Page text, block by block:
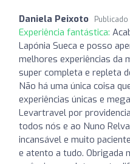
Daniela Peixoto Publicado
Experiência fantástica:
Lapónia Sueca e posso
melhores experiências da
super completa e repleta
Não há uma única coisa
experiências únicas e
Levartravel por
todos nós e ao Nuno
incansável e muito
e atento a tudo. Obrigada